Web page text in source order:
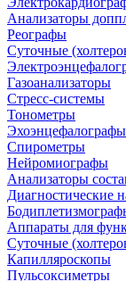
Анализаторы
Реографы
Суточные
Газоанализаторы
Стресс-системы
Тонометры
Эхоэнцефалографы
Спирометры
Нейромиографы
Анализаторы
Диагностические
Аппараты для
Суточные
Капилляроскопы
Пульсоксиметры